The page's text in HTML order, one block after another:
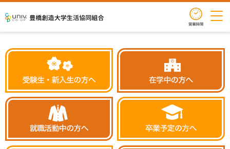
豊橋創造大学生活協同組合
営業時